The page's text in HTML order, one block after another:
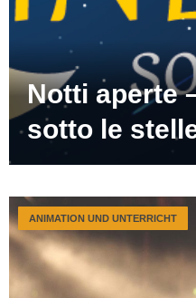
Notti aperte
sotto le
ANIMATION UND UNTERRICHT